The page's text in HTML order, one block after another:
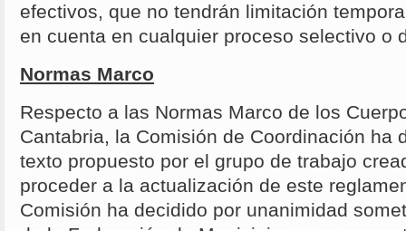
efectivos, que no tendrán limitación
en cuenta en cualquier proceso selectivo o
Normas Marco
Respecto a las Normas Marco de los
Cantabria, la Comisión de Coordinación ha
texto propuesto por el grupo de trabajo
proceder a la actualización de este
Comisión ha decidido por unanimidad